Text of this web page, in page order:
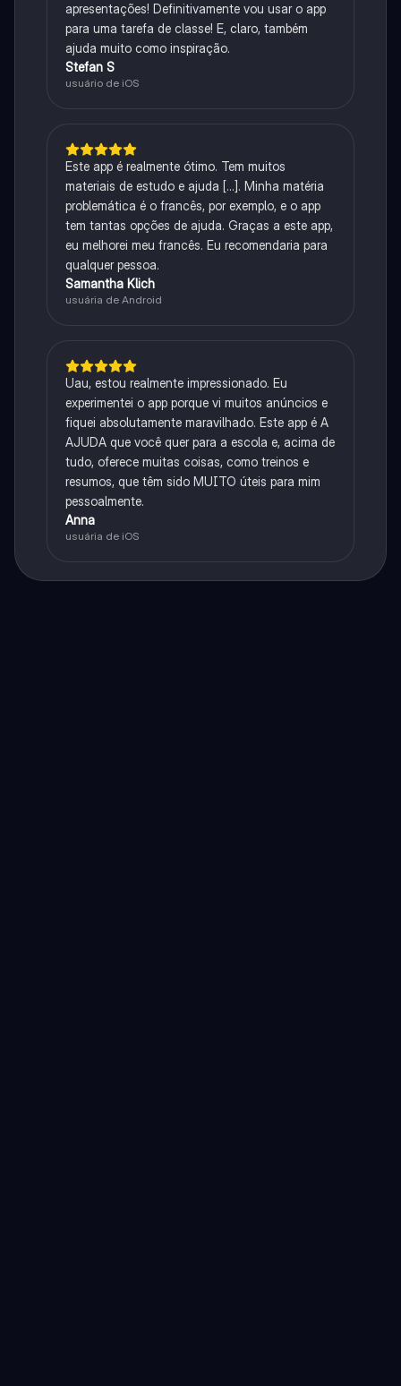
apresentações! Definitivamente vou usar o app
para uma tarefa de classe! E, claro, também
ajuda muito como inspiração.
Stefan S
usuário de iOS
Este app é realmente ótimo. Tem muitos
materiais de estudo e ajuda [...]. Minha matéria
problemática é o francês, por exemplo, e o app
tem tantas opções de ajuda. Graças a este app,
eu melhorei meu francês. Eu recomendaria para
qualquer pessoa.
Samantha Klich
usuária de Android
Uau, estou realmente impressionado. Eu
experimentei o app porque vi muitos anúncios e
fiquei absolutamente maravilhado. Este app é A
AJUDA que você quer para a escola e, acima de
tudo, oferece muitas coisas, como treinos e
resumos, que têm sido MUITO úteis para mim
pessoalmente.
Anna
usuária de iOS